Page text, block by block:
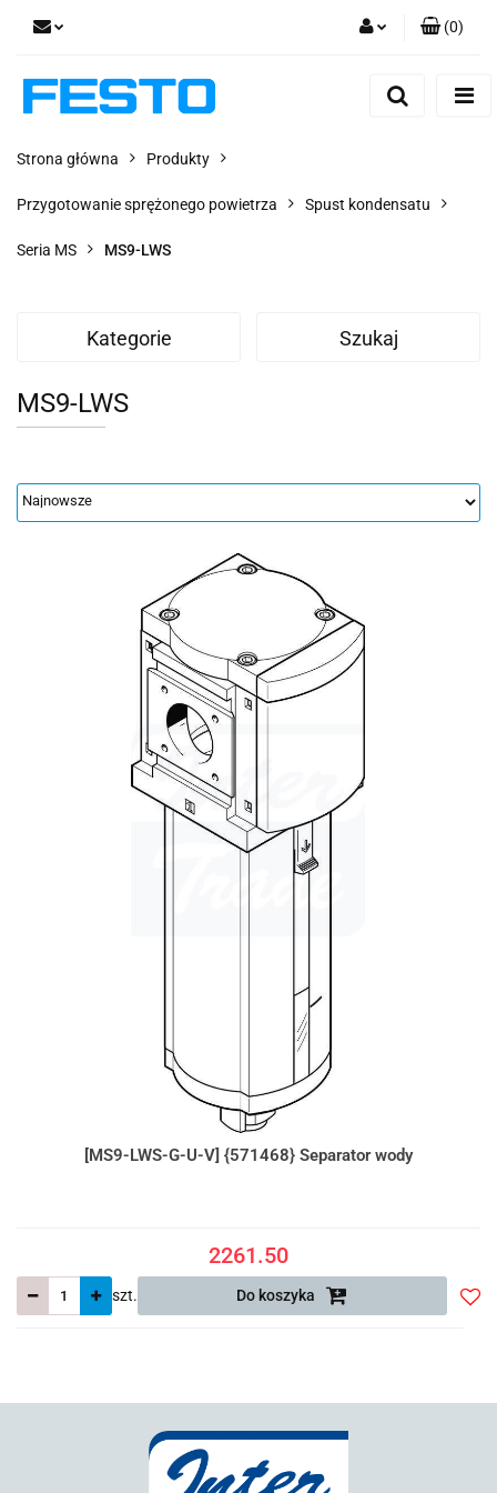
(0)
Strona główna Produkty
Przygotowanie sprężonego powietrza Spust kondensatu
Seria MS MS9-LWS
Kategorie Szukaj
MS9-LWS
[MS9-LWS-G-U-V] {571468} Separator wody
2261.50
szt. Do koszyka